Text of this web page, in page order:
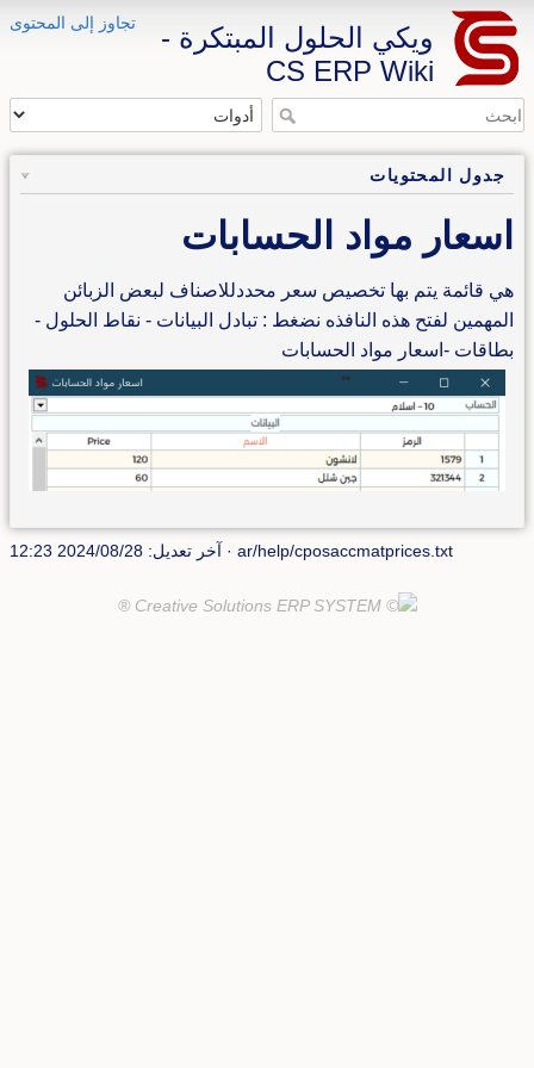
تجاوز إلى المحتوى
ويكي الحلول المبتكرة -
CS ERP Wiki
جدول المحتويات
اسعار مواد الحسابات
هي قائمة يتم بها تخصيص سعر محددللاصناف لبعض الزبائن
المهمين لفتح هذه النافذه نضغط : تبادل البيانات - نقاط الحلول -
بطاقات -اسعار مواد الحسابات
ar/help/cposaccmatprices.txt · آخر تعديل: 2024/08/28 12:23